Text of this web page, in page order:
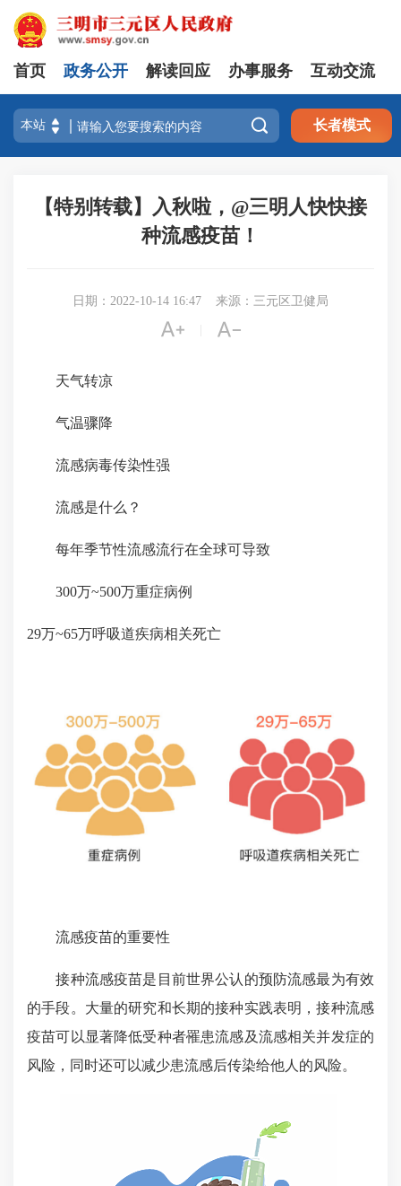
首页 政务公开 解读回应 办事服务 互动交流
 长者模式
【特别转载】入秋啦，@三明人快快接
种流感疫苗！
日期：2022-10-14 16:47 来源：三元区卫健局
 
天气转凉
气温骤降
流感病毒传染性强
流感是什么？
每年季节性流感流行在全球可导致
300万~500万重症病例
29万~65万呼吸道疾病相关死亡
流感疫苗的重要性
接种流感疫苗是目前世界公认的预防流感最为有效
的手段。大量的研究和长期的接种实践表明，接种流感
疫苗可以显著降低受种者罹患流感及流感相关并发症的
风险，同时还可以减少患流感后传染给他人的风险。